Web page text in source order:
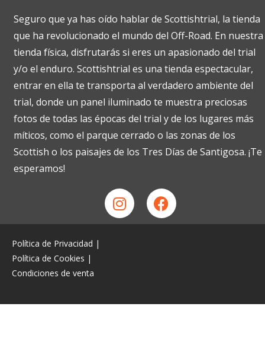
Seguro que ya has oído hablar de Scottishtrial, la tienda
que ha revolucionado el mundo del Off-Road. En nuestra
tienda física, disfrutarás si eres un apasionado del trial
y/o el enduro. Scottishtrial es una tienda espectacular,
entrar en ella te transporta al verdadero ambiente del
trial, donde un panel iluminado te muestra preciosas
fotos de todas las épocas del trial y de los lugares más
míticos, como el parque cerrado o las zonas de los
Scottish o los paisajes de los Tres Días de Santigosa. ¡Te
esperamos!
Política de Privacidad |
Política de Cookies |
Condiciones de venta